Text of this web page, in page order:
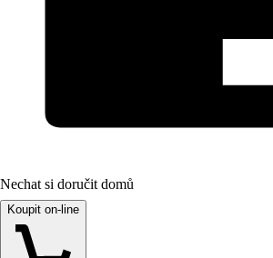
Nechat si doručit domů
Koupit on-line